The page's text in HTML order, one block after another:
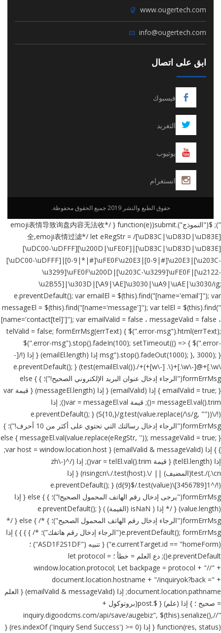
www.ougertech.com
info@ougertech.com
ابق على اتصال
فيسبوك
التغريد
يوتيوب
انستغرام
حقوق الطبع والنشر 2019 جميع الحقوق محفوظة.
"); $("النموذج").submit(function(e) { /*emoji表情导致询盘内容无法收
全,emoji表情过滤*/ let eRegStr = /[\uD83C|\uD83D|\uD83E]
[\uDC00-\uDFFF][\u200D|\uFE0F]|[\uD83C|\uD83D|\uD83E]
[\uDC00-\uDFFF]|[0-9|*|#]\uFE0F\u20E3|[0-9|#]\u20E3|[\u203C-
\u3299]\uFE0F\u200D|[\u203C-\u3299]\uFE0F|[\u2122-
\u2B55]|\u303D|[\A9|\AE]\u3030|\uA9|\uAE|\u3030/ig;
e.preventDefault(); var emailEl = $(this).find("[name='email']"); var
messageEl = $(this).find("[name='message']"); var telEl = $(this).find("
[name='contact[tel]']"); var emailValid = false ، messageValid = false ،
telValid = false; formErrMsg(errText) { $(".error-msg").html(errText);
$(".error-msg").stop().fadeIn(100); setTimeout(() => { $(".error-
msg").stop().fadeOut(1000); }, 3000); } إذا (emailEl.length) { إذا (!/[-
\w\.]+@[-\w\.]+(\. [-\w]+)+/.test(emailEl.val())) { e.preventDefault();
formErrMsg("الرجاء إدخال عنوان البريد الإلكتروني الصحيح!")؛ } else {
emailValid = true; } } إذا (emailValid) { إذا (messageEl.length) { قيمة var
= messageEl.val().trim(); قيمة var = messageEl.val(); إذا
(!/\S{10,}/g.test(value.replace(/\s/g, ""))) { e.preventDefault();
formErrMsg("الرجاء إدخال رسالتك التي تحتوي على أكثر من 10 أحرف!")؛ }
else { messageEl.val(value.replace(eRegStr, '')); messageValid = true; }
} } إذا (emailValid & messageValid) { var host = window.location.host;
إذا (telEl.length) { قيمة var = telEl.val().trim(); إذا (/^(zh\-
cn\.)/.test(المضيف) || /\.risingcn\./.test(host)) { إذا
(!/^1[3456789]\d{9}$/.test(value)) { e.preventDefault();
formErrMsg("يرجى إدخال رقم الهاتف المحمول الصحيح!")؛ } } else { إذا
(value.length) { /* إذا ( isNaN (القيمة) ) { e.preventDefault();
formErrMsg("الرجاء إدخال رقم الهاتف المحمول الصحيح")؛ } */ } else { /*
e.preventDefault(); formErrMsg("الرجاء إدخال رقم هاتفك")؛ */ } } } } إذا
(e.currentTarget.id == "homeForm") { تنبيه ("ASD1F2S1DF") ؛
e.preventDefault(); دع العلم = خطأ ؛ let protocol =
window.location.protocol; Let backpage = protocol + "//" +
document.location.hostname + "/inquiryok?back =" +
document.location.pathname; إذا (emailValid & messageValid) { العلم
= صحيح ؛ } إذا (علم) { $.post(بروتوكول +
"//inquiry.digoodcms.com/api/save/augebiz", $(this).serialize(),
function(res, status) { إذا (res.indexOf ('Inquiry Send Success') >= 0) {